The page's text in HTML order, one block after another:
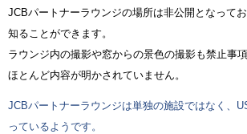
JCBパートナーラウンジの場所は非公開となって
知ることができます。
ラウンジ内の撮影や窓からの景色の撮影も禁止事
ほとんど内容が明かされていません。
JCBパートナーラウンジは単独の施設ではなく、
っているようです。